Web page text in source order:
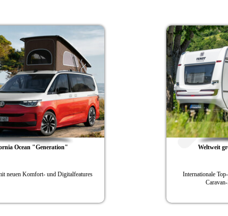
Weltweit größte Vielfalt an Wohnwagen
Internationale Top-Marken und Newcomer präsentieren